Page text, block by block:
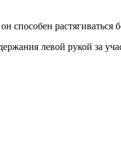
способен растягиваться
левой рукой за